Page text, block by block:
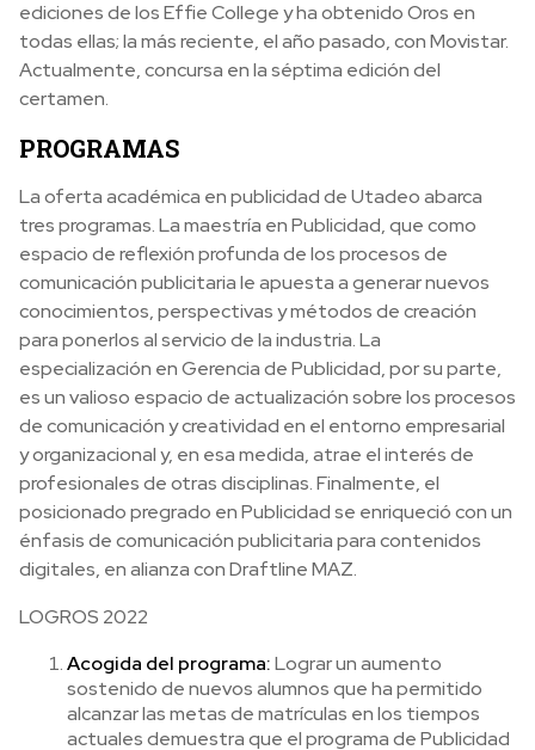
ediciones de los Effie College y ha obtenido Oros en
todas ellas; la más reciente, el año pasado, con Movistar.
Actualmente, concursa en la séptima edición del
certamen.
PROGRAMAS
La oferta académica en publicidad de Utadeo abarca
tres programas. La maestría en Publicidad, que como
espacio de reflexión profunda de los procesos de
comunicación publicitaria le apuesta a generar nuevos
conocimientos, perspectivas y métodos de creación
para ponerlos al servicio de la industria. La
especialización en Gerencia de Publicidad, por su parte,
es un valioso espacio de actualización sobre los procesos
de comunicación y creatividad en el entorno empresarial
y organizacional y, en esa medida, atrae el interés de
profesionales de otras disciplinas. Finalmente, el
posicionado pregrado en Publicidad se enriqueció con un
énfasis de comunicación publicitaria para contenidos
digitales, en alianza con Draftline MAZ.
LOGROS 2022
Acogida del programa:Lograr un aumento
sostenido de nuevos alumnos que ha permitido
alcanzar las metas de matrículas en los tiempos
actuales demuestra que el programa de Publicidad